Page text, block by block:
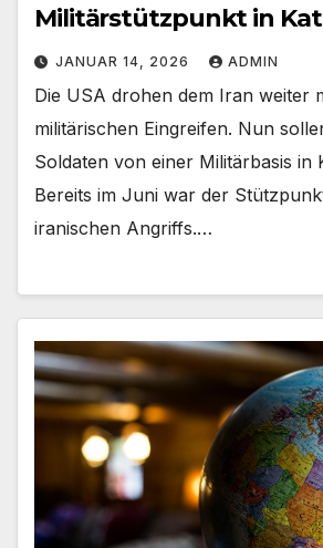
Militärstützpunkt in
JANUAR 14, 2026 ADMIN
Die USA drohen dem Iran weiter
militärischen Eingreifen. Nun
Soldaten von einer Militärbasis in
Bereits im Juni war der
iranischen Angriffs.…